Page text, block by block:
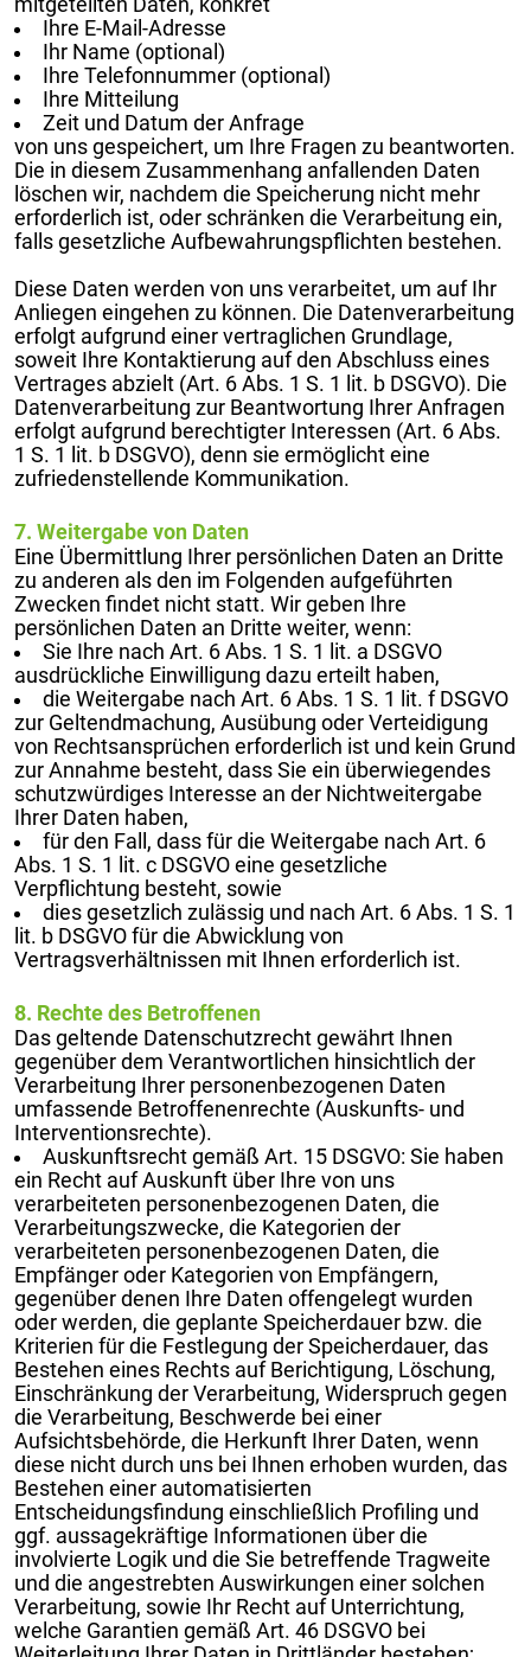
mitgeteilten Daten, konkret
Ihre E-Mail-Adresse
Ihr Name (optional)
Ihre Telefonnummer (optional)
Ihre Mitteilung
Zeit und Datum der Anfrage
von uns gespeichert, um Ihre Fragen zu beantworten.
Die in diesem Zusammenhang anfallenden Daten
löschen wir, nachdem die Speicherung nicht mehr
erforderlich ist, oder schränken die Verarbeitung ein,
falls gesetzliche Aufbewahrungspflichten bestehen.
Diese Daten werden von uns verarbeitet, um auf Ihr
Anliegen eingehen zu können. Die Datenverarbeitung
erfolgt aufgrund einer vertraglichen Grundlage,
soweit Ihre Kontaktierung auf den Abschluss eines
Vertrages abzielt (Art. 6 Abs. 1 S. 1 lit. b DSGVO). Die
Datenverarbeitung zur Beantwortung Ihrer Anfragen
erfolgt aufgrund berechtigter Interessen (Art. 6 Abs.
1 S. 1 lit. b DSGVO), denn sie ermöglicht eine
zufriedenstellende Kommunikation.
7. Weitergabe von Daten
Eine Übermittlung Ihrer persönlichen Daten an Dritte
zu anderen als den im Folgenden aufgeführten
Zwecken findet nicht statt. Wir geben Ihre
persönlichen Daten an Dritte weiter, wenn:
Sie Ihre nach Art. 6 Abs. 1 S. 1 lit. a DSGVO
ausdrückliche Einwilligung dazu erteilt haben,
die Weitergabe nach Art. 6 Abs. 1 S. 1 lit. f DSGVO
zur Geltendmachung, Ausübung oder Verteidigung
von Rechtsansprüchen erforderlich ist und kein Grund
zur Annahme besteht, dass Sie ein überwiegendes
schutzwürdiges Interesse an der Nichtweitergabe
Ihrer Daten haben,
für den Fall, dass für die Weitergabe nach Art. 6
Abs. 1 S. 1 lit. c DSGVO eine gesetzliche
Verpflichtung besteht, sowie
dies gesetzlich zulässig und nach Art. 6 Abs. 1 S. 1
lit. b DSGVO für die Abwicklung von
Vertragsverhältnissen mit Ihnen erforderlich ist.
8. Rechte des Betroffenen
Das geltende Datenschutzrecht gewährt Ihnen
gegenüber dem Verantwortlichen hinsichtlich der
Verarbeitung Ihrer personenbezogenen Daten
umfassende Betroffenenrechte (Auskunfts- und
Interventionsrechte).
Auskunftsrecht gemäß Art. 15 DSGVO: Sie haben
ein Recht auf Auskunft über Ihre von uns
verarbeiteten personenbezogenen Daten, die
Verarbeitungszwecke, die Kategorien der
verarbeiteten personenbezogenen Daten, die
Empfänger oder Kategorien von Empfängern,
gegenüber denen Ihre Daten offengelegt wurden
oder werden, die geplante Speicherdauer bzw. die
Kriterien für die Festlegung der Speicherdauer, das
Bestehen eines Rechts auf Berichtigung, Löschung,
Einschränkung der Verarbeitung, Widerspruch gegen
die Verarbeitung, Beschwerde bei einer
Aufsichtsbehörde, die Herkunft Ihrer Daten, wenn
diese nicht durch uns bei Ihnen erhoben wurden, das
Bestehen einer automatisierten
Entscheidungsfindung einschließlich Profiling und
ggf. aussagekräftige Informationen über die
involvierte Logik und die Sie betreffende Tragweite
und die angestrebten Auswirkungen einer solchen
Verarbeitung, sowie Ihr Recht auf Unterrichtung,
welche Garantien gemäß Art. 46 DSGVO bei